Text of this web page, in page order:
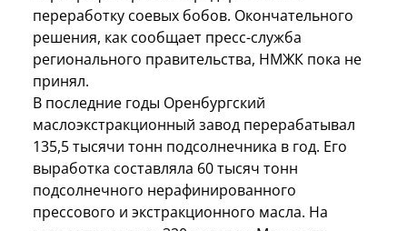
переработку соевых бобов. Окончательного
решения, как сообщает пресс-служба
регионального правительства, НМЖК пока не
принял.
В последние годы Оренбургский
маслоэкстракционный завод перерабатывал
135,5 тысячи тонн подсолнечника в год. Его
выработка составляла 60 тысяч тонн
подсолнечного нерафинированного
прессового и экстракционного масла. На